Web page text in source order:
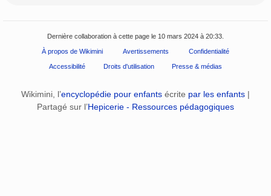
Dernière collaboration à cette page le 10 mars 2024 à 20:33.
À propos de Wikimini Avertissements Confidentialité
Accessibilité Droits d'utilisation Presse & médias
Wikimini, l’encyclopédie pour enfants écrite par les enfants |
Partagé sur l’Hepicerie - Ressources pédagogiques